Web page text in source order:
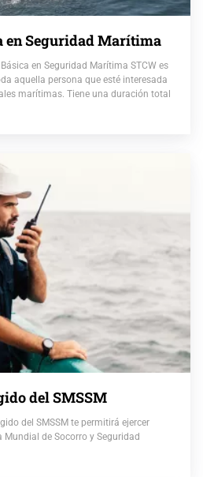
en Seguridad Marítima
en Seguridad Marítima STCW es
aquella persona que esté interesada
marítimas. Tiene una duración total
del SMSSM
del SMSSM te permitirá ejercer
de Socorro y Seguridad